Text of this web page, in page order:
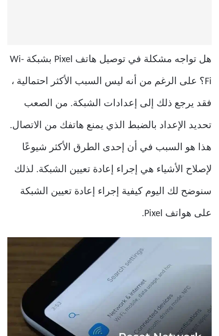
هل تواجه مشكلة في توصيل هاتف Pixel بشبكة Wi-
Fi؟ على الرغم من أنه ليس السبب الأكثر احتمالية ،
فقد يرجع ذلك إلى إعدادات الشبكة. من الصعب
تحديد الإعداد بالضبط الذي يمنع هاتفك من الاتصال.
هذا هو السبب في أن إحدى الطرق الأكثر شيوعًا
لإصلاح الأشياء هي إجراء إعادة تعيين الشبكة. لذلك
سنوضح لك اليوم كيفية إجراء إعادة تعيين الشبكة
على هواتف Pixel.